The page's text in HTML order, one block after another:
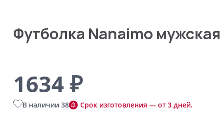
Футболка Nanaimo мужская
1634 ₽
В наличии 38 Срок изготовления — от 3 дней.